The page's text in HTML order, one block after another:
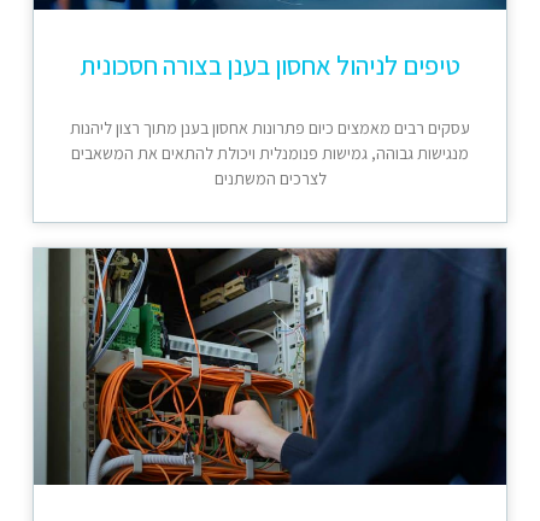
טיפים לניהול אחסון בענן בצורה חסכונית
עסקים רבים מאמצים כיום פתרונות אחסון בענן מתוך רצון ליהנות
מנגישות גבוהה, גמישות פנומנלית ויכולת להתאים את המשאבים
לצרכים המשתנים